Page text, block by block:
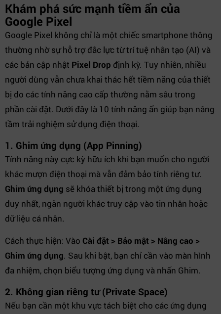
Khám phá sức mạnh tiềm ẩn của
Google Pixel
Google Pixel không chỉ là một chiếc smartphone thông
thường nhờ sự hỗ trợ đắc lực từ trí tuệ nhân tạo (AI) và
các bản cập nhật Pixel Drop định kỳ. Tuy nhiên, nhiều
người dùng vẫn chưa khai thác hết tiềm năng của thiết
bị do các tính năng cao cấp thường nằm sâu trong
phần cài đặt. Dưới đây là 10 tính năng ẩn giúp bạn nâng
tầm trải nghiệm sử dụng điện thoại.
1. Ghim ứng dụng (App Pinning)
Tính năng này cực kỳ hữu ích khi bạn muốn cho người
khác mượn điện thoại mà vẫn đảm bảo tính riêng tư.
Ghim ứng dụng sẽ khóa thiết bị trong một ứng dụng
duy nhất, ngăn người khác truy cập vào tin nhắn hoặc
dữ liệu cá nhân.
Cách thực hiện: Vào Cài đặt > Bảo mật > Nâng cao >
Ghim ứng dụng. Sau khi bật, bạn chỉ cần vào màn hình
đa nhiệm, chọn biểu tượng ứng dụng và nhấn Ghim.
2. Không gian riêng tư (Private Space)
Nếu bạn cần một khu vực tách biệt cho các ứng dụng